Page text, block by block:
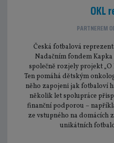
OKL
PARTNEREM
Česká fotbalová
Nadačním fondem
společně rozjely projekt „O
Ten pomáhá dětským
něho zapojeni jak fotbaloví
několik let spolupráce
finanční podporou –
ze vstupného na domácích
unikátních